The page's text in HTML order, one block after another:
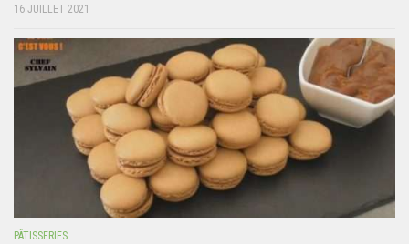
16 JUILLET 2021
PÂTISSERIES